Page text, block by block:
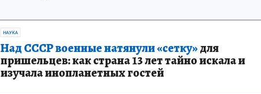
НАУКА
Над СССР военные натянули «сетку»для
пришельцев: как страна 13 лет тайно искала и
изучала инопланетных гостей